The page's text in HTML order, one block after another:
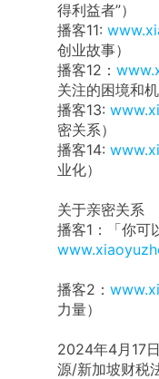
得利益者”）
播客11:
创业故事）
播客12：
关注的困境和机
播客13:
密关系）
播客14:
业化）
关于亲密关系
播客1：「你可
播客2：
力量）
2024年4月17
源/新加坡财税